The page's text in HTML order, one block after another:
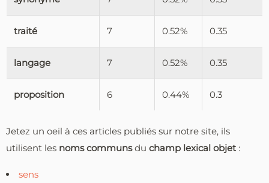
traité 7 0.52% 0.35
langage 7 0.52% 0.35
proposition 6 0.44% 0.3
Jetez un oeil à ces articles publiés sur notre site, ils
utilisent les noms communsdu champ lexical objet :
sens